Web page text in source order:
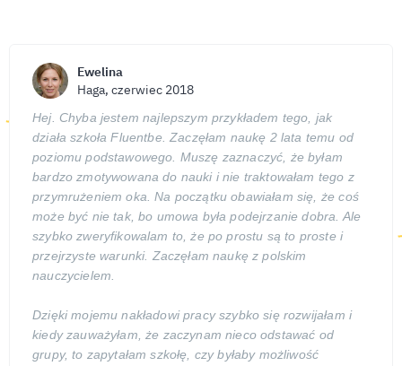
Ewelina
Haga, czerwiec 2018
Hej. Chyba jestem najlepszym przykładem tego, jak
działa szkoła Fluentbe. Zaczęłam naukę 2 lata temu od
poziomu podstawowego. Muszę zaznaczyć, że byłam
bardzo zmotywowana do nauki i nie traktowałam tego z
przymrużeniem oka. Na początku obawiałam się, że coś
może być nie tak, bo umowa była podejrzanie dobra. Ale
szybko zweryfikowalam to, że po prostu są to proste i
przejrzyste warunki. Zaczęłam naukę z polskim
nauczycielem.
Dzięki mojemu nakładowi pracy szybko się rozwijałam i
kiedy zauważyłam, że zaczynam nieco odstawać od
grupy, to zapytałam szkołę, czy byłaby możliwość